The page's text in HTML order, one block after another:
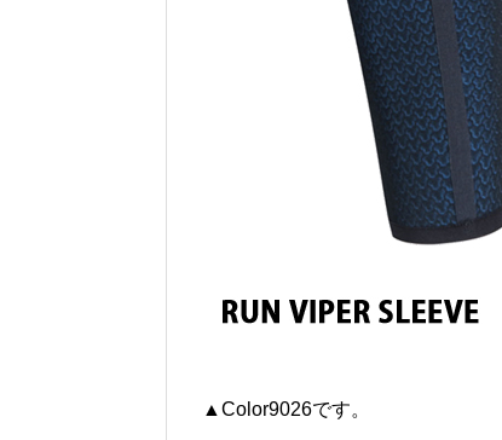
▲Color9026です。